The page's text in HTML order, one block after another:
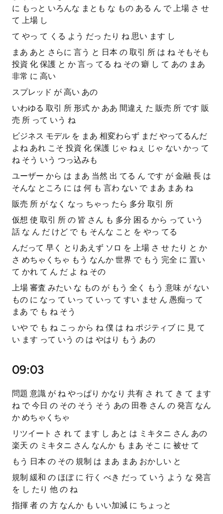
に もっと いろんな まとも な もの ある ん で 上場 さ せ
て 上場 し
て やっ て くる よう だっ たり ね 思い ます し
まあ あと さらに 言う と 日本 の 取引 所 は ね そもそも
投資 化 保護 と か 言っ てる ね その 癖 し て あの まあ
非常 に 高い
スプレッド が 高い あの
いわゆる 取引 所 形式 か ああ 間違え た 販売 所 です 販
売 所 って いう ね
ビジネス モデル を まあ 相変わらず まだ やってるんだ
よね あれ こそ 投資 化 保護 じゃ ねぇ じゃ ない かっ て
ね そう いう つっ込みも
ユーザー から は まあ 当然 出 てる ん です が 金融 長 は
そんな ところ に は 何 も 言わ ない で まあ まあ ね
販売 所 が なく なっ ちゃっ たら 多分 取引 所
仮想 使 取引 所 の 皆 さん も 多分 困る から って いう
話 な ん だ けど で も そんな こと を やっ てる
んだって 早く とりあえず ソロ を 上場 さ せ たり と か
さ めちゃくちゃ もう なんか 世界 で もう 完全 に 置い
て かれ て ん だ よ ね その
上場 審査 みたい な もの が もう 全く もう 意味 が ない
もの に なっ て いっ て いっ て すい ませ ん 愚痴っ て
まあ で も ね そう
いや で も ね こっ から ね 僕 は ね ポジティブ に 見 て
い ます って いう の は やはり もう あの
09:03
問題 意識 が ね やっぱり かなり 共有 さ れ て き て ます
ね で 今日 の その そう そう あの 田巻 さん の 発言 なん
か めちゃくちゃ
リツイート さ れ て ます し あと は ミキタニ さん あの
楽天 の ミキタニ さん なんか も まあ そこ に 被せ て
もう 日本 の その 規制 は まあ まあ おかしい と
規制 緩和 の ほぼ に 行く べき だっ て いう よう な 発言
を し たり 他 の ね
指揮 者 の 方 なんか も いい加減 に ちょっと